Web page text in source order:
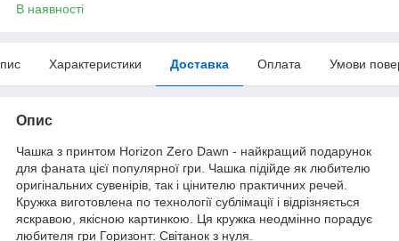
В наявності
Характеристики Доставка Оплата Умови
Опис
Чашка з принтом Horizon Zero Dawn - найкращий подарунок
для фаната цієї популярної гри. Чашка підійде як любителю
оригінальних сувенірів, так і цінителю практичних речей.
Кружка виготовлена по технології сублімації і відрізняється
яскравою, якісною картинкою. Ця кружка неодмінно порадує
любителя гри Горизонт: Світанок з нуля.